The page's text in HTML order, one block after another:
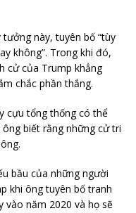
này, tuyên bố “tùy
không”. Trong khi đó,
cử của Trump khẳng
chắc phần thắng.
cựu tổng thống có thể
biết rằng những cử tri
bầu của những người
khi ông tuyên bố tranh
vào năm 2020 và họ sẽ